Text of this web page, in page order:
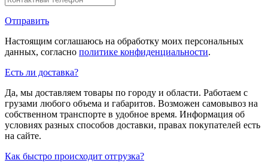
Отправить
Настоящим соглашаюсь на обработку моих персональных
данных, согласно политике конфиденциальности.
Есть ли доставка?
Да, мы доставляем товары по городу и области. Работаем с
грузами любого объема и габаритов. Возможен самовывоз на
собственном транспорте в удобное время. Информация об
условиях разных способов доставки, правах покупателей есть
на сайте.
Как быстро происходит отгрузка?